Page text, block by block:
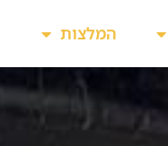
המלצות